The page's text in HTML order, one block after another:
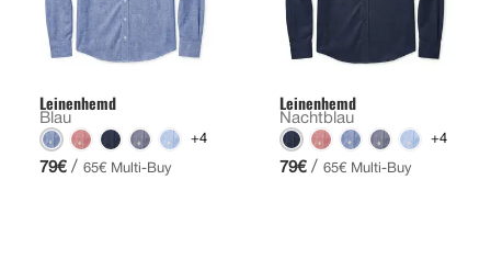
Leinenhemd
Blau
+4
79€ / 65€ Multi-Buy
Leinenhemd
Nachtblau
+4
79€ / 65€ Multi-Buy